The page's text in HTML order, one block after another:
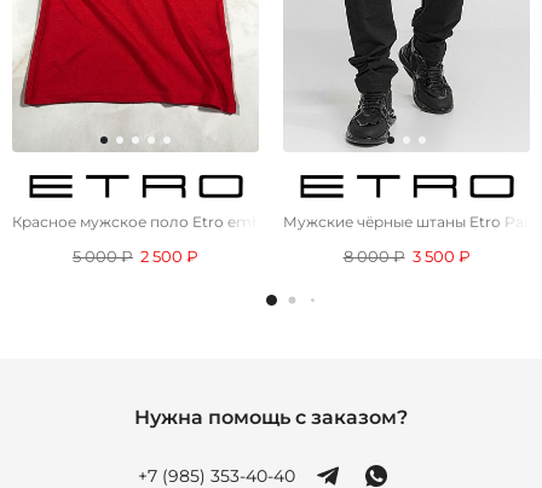
Красное мужское поло Etro embroidered-logo
5 000 ₽ 2 500 ₽
Мужские чёрные штаны Etro
8 000 ₽ 3 500 ₽
Нужна помощь с заказом?
+7 (985) 353-40-40